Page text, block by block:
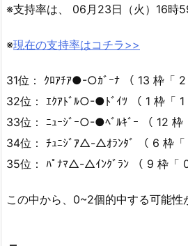
※支持率は、 06月23日（火）16時
※現在の支持率はコチラ>>
31位： ｸﾛｱﾁｱ●-○ｶﾞｰﾅ （ 13 枠「 2
32位： ｴｸｱﾄﾞﾙ○-●ﾄﾞｲﾂ （ 1 枠「 1
33位： ﾆｭｰｼﾞｰ○-●ﾍﾞﾙｷﾞｰ （ 12 枠
34位： ﾁｭﾆｼﾞｱ△-△ｵﾗﾝﾀﾞ （ 6 枠「
35位： ﾊﾟﾅﾏ△-△ｲﾝｸﾞﾗﾝ （ 9 枠「 0
この中から、0~2個的中する可能性